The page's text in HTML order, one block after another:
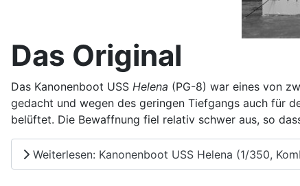
Das Original
Das Kanonenboot USS Helena (PG-8) war eines von
gedacht und wegen des geringen Tiefgangs auch für
belüftet. Die Bewaffnung fiel relativ schwer aus, so
Weiterlesen: Kanonenboot USS Helena (1/350,